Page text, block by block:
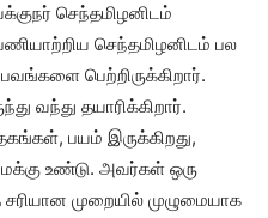
செந்தமிழனிடம்
செந்தமிழனிடம் பல
பெற்றிருக்கிறார்.
வந்து தயாரிக்கிறார்.
பயம் இருக்கிறது,
உண்டு. அவர்கள் ஒரு
முறையில் முழுமையாக